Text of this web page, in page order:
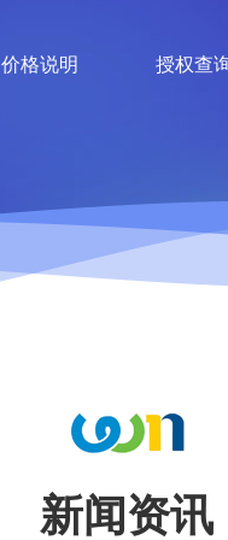
价格说明 授权查
新闻资讯